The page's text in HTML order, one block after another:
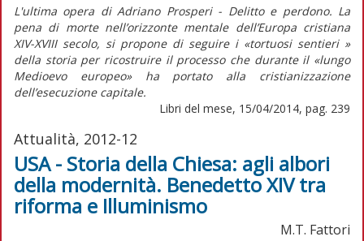
L'ultima opera di Adriano Prosperi - Delitto e perdono. La
pena di morte nell’orizzonte mentale dell’Europa cristiana
XIV-XVIII secolo, si propone di seguire i «tortuosi sentieri »
della storia per ricostruire il processo che durante il «lungo
Medioevo europeo» ha portato alla cristianizzazione
dell’esecuzione capitale.
Libri del mese, 15/04/2014, pag. 239
Attualità, 2012-12
USA - Storia della Chiesa: agli albori
della modernità. Benedetto XIV tra
riforma e Illuminismo
M.T. Fattori